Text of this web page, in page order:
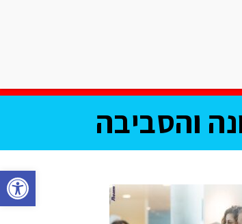
פתח סרגל נגישות
והסביבה